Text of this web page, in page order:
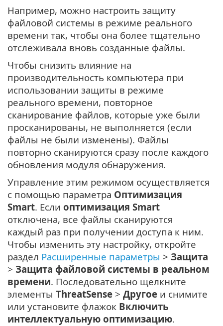
Например, можно настроить защиту
файловой системы в режиме реального
времени так, чтобы она более тщательно
отслеживала вновь созданные файлы.
Чтобы снизить влияние на
производительность компьютера при
использовании защиты в режиме
реального времени, повторное
сканирование файлов, которые уже были
просканированы, не выполняется (если
файлы не были изменены). Файлы
повторно сканируются сразу после каждого
обновления модуля обнаружения.
Управление этим режимом осуществляется
с помощью параметра Оптимизация
Smart. Если оптимизация Smart
отключена, все файлы сканируются
каждый раз при получении доступа к ним.
Чтобы изменить эту настройку, откройте
раздел Расширенные параметры > Защита
> Защита файловой системы в реальном
времени. Последовательно щелкните
элементы ThreatSense > Другое и снимите
или установите флажок Включить
интеллектуальную оптимизацию.